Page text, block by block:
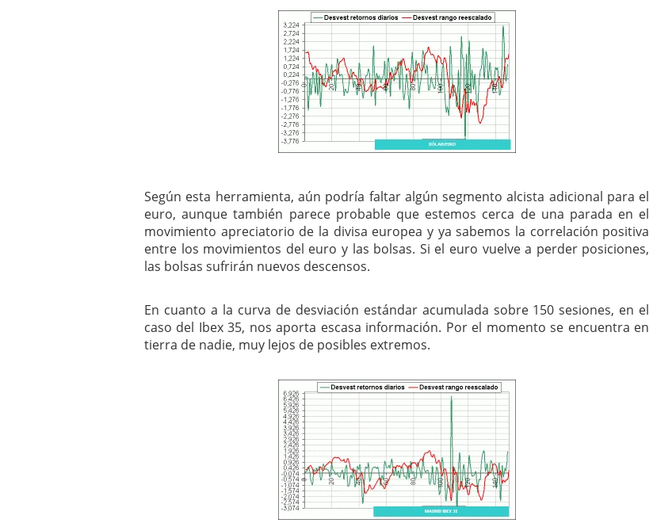
Según esta herramienta, aún podría faltar algún segmento alcista adicional para el
euro, aunque también parece probable que estemos cerca de una parada en el
movimiento apreciatorio de la divisa europea y ya sabemos la correlación positiva
entre los movimientos del euro y las bolsas. Si el euro vuelve a perder posiciones,
las bolsas sufrirán nuevos descensos.
En cuanto a la curva de desviación estándar acumulada sobre 150 sesiones, en el
caso del Ibex 35, nos aporta escasa información. Por el momento se encuentra en
tierra de nadie, muy lejos de posibles extremos.